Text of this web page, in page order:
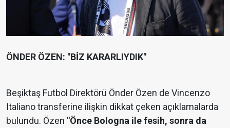
ÖNDER ÖZEN: "BİZ KARARLIYDIK"
Beşiktaş Futbol Direktörü Önder Özen de Vincenzo
Italiano transferine ilişkin dikkat çeken açıklamalarda
bulundu. Özen "Önce Bologna ile fesih, sonra da